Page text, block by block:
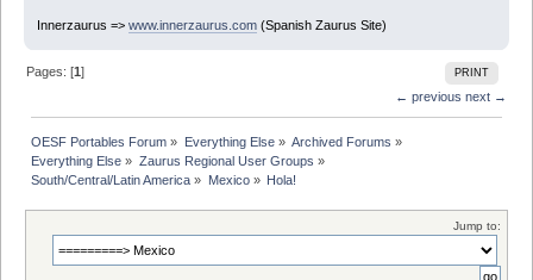
Innerzaurus => www.innerzaurus.com(Spanish Zaurus Site)
PRINT
Pages: [1]
← previous next →
OESF Portables Forum » Everything Else» Archived Forums »
Everything Else » Zaurus Regional User Groups »
South/Central/Latin America » Mexico» Hola!
Jump to: